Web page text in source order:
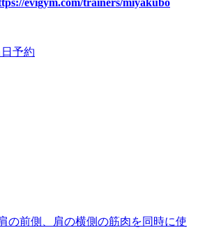
の前側、肩の横側の筋肉を同時に使